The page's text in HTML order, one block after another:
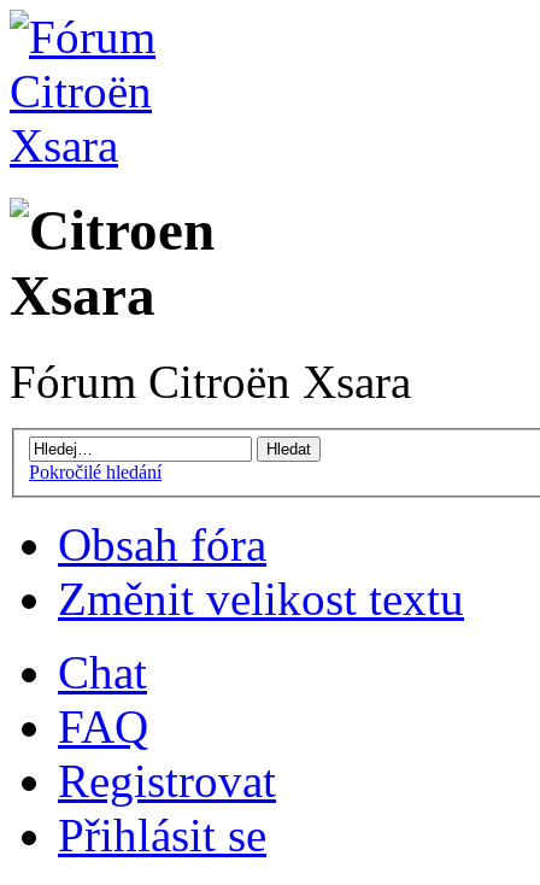
Fórum Citroën Xsara
Pokročilé hledání
Obsah fóra
Změnit velikost textu
Chat
FAQ
Registrovat
Přihlásit se